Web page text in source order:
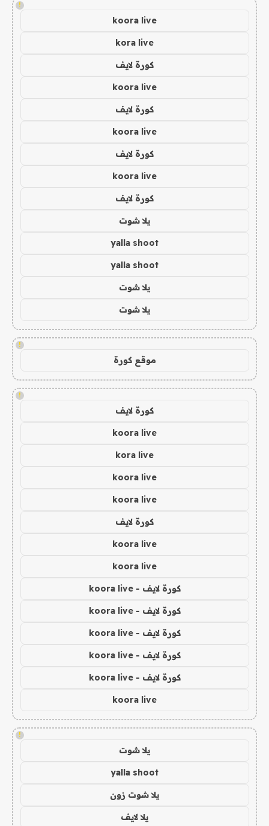
!
koora live
kora live
كورة لايف
koora live
كورة لايف
koora live
كورة لايف
koora live
كورة لايف
يلا شوت
yalla shoot
yalla shoot
يلا شوت
يلا شوت
!
موقع كورة
!
كورة لايف
koora live
kora live
koora live
koora live
كورة لايف
koora live
koora live
كورة لايف - koora live
كورة لايف - koora live
كورة لايف - koora live
كورة لايف - koora live
كورة لايف - koora live
koora live
!
يلا شوت
yalla shoot
يلا شوت زون
يلا لايف